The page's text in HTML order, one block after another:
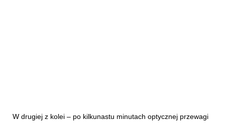
W drugiej z kolei – po kilkunastu minutach optycznej przewagi